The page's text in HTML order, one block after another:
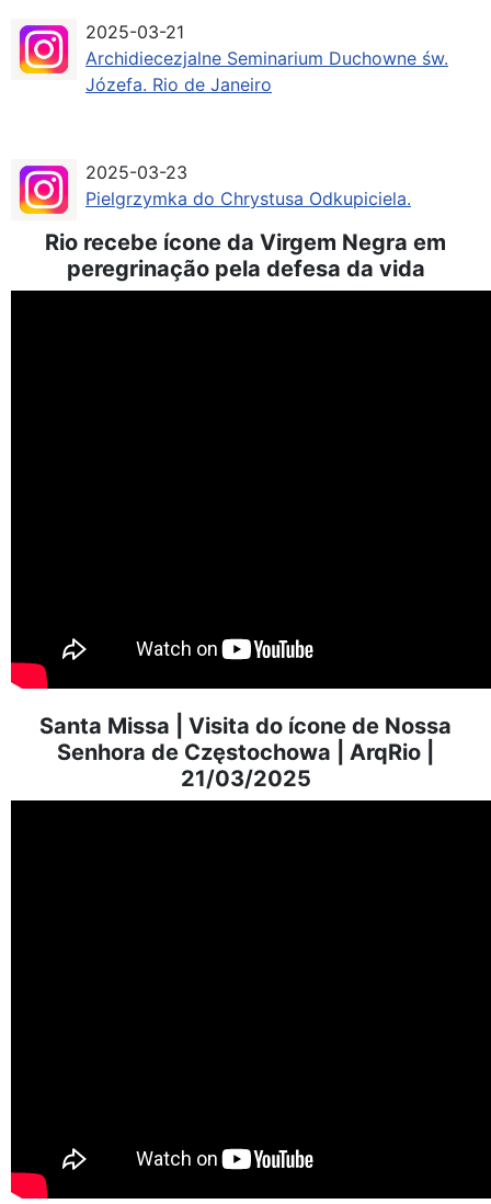
2025-03-21
Archidiecezjalne Seminarium Duchowne św.
Józefa. Rio de Janeiro
2025-03-23
Pielgrzymka do Chrystusa Odkupiciela.
Rio recebe ícone da Virgem Negra em
peregrinação pela defesa da vida
Santa Missa | Visita do ícone de Nossa
Senhora de Częstochowa | ArqRio |
21/03/2025